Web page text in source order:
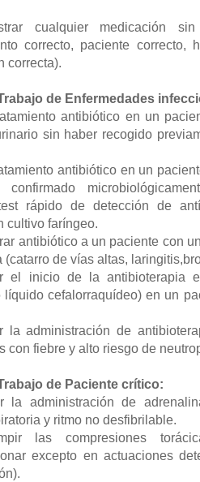
cualquier medicación
correcto, paciente correcto,
correcta).
de Enfermedades
antibiótico en un
sin haber recogido
antibiótico en un
rápido de detección de
cultivo faríngeo.
antibiótico a un paciente con
(catarro de vías altas,
el inicio de la antibioterapia
líquido cefalorraquídeo) en un
la administración de
con fiebre y alto riesgo de
de Paciente crítico:
la administración de
y ritmo no desfibrilable.
las compresiones
excepto en actuaciones